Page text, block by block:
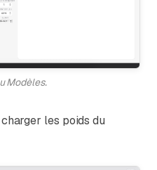
Modèles.
les poids du